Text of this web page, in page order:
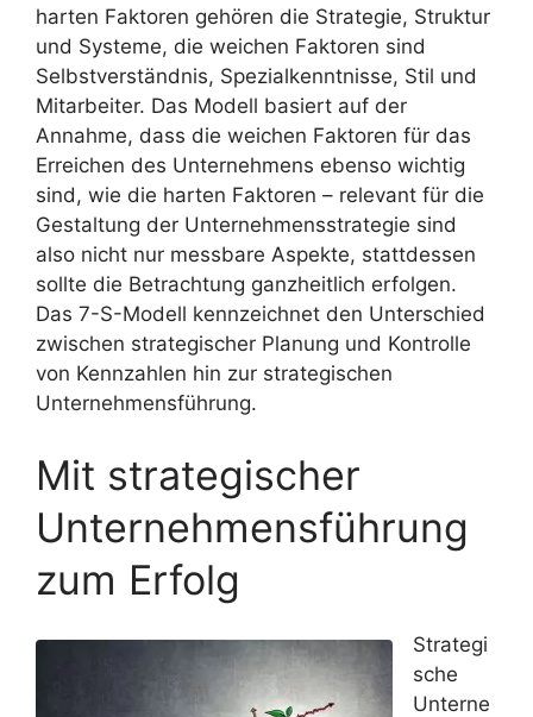
harten Faktoren gehören die Strategie, Struktur
und Systeme, die weichen Faktoren sind
Selbstverständnis, Spezialkenntnisse, Stil und
Mitarbeiter. Das Modell basiert auf der
Annahme, dass die weichen Faktoren für das
Erreichen des Unternehmens ebenso wichtig
sind, wie die harten Faktoren – relevant für die
Gestaltung der Unternehmensstrategie sind
also nicht nur messbare Aspekte, stattdessen
sollte die Betrachtung ganzheitlich erfolgen.
Das 7-S-Modell kennzeichnet den Unterschied
zwischen strategischer Planung und Kontrolle
von Kennzahlen hin zur strategischen
Unternehmensführung.
Mit strategischer
Unternehmensführung
zum Erfolg
Strategi
sche
Unterne